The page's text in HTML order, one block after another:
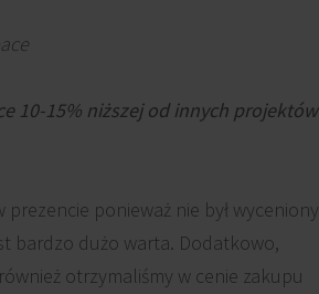
10-15% niższej od innych projektów
ponieważ nie był wyceniony
bardzo dużo warta. Dodatkowo,
otrzymaliśmy w cenie zakupu